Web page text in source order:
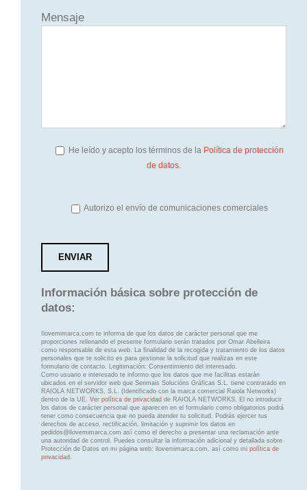
Mensaje
He leído y acepto los términos de la Política de protección
de datos.
Autorizo el envío de comunicaciones comerciales
Información básica sobre protección de
datos:
Ilovemimarca.com te informa de que los datos de carácter personal que me
proporciones rellenando el presente formulario serán tratados por Omar Abelleira
como responsable de esta web. La finalidad de la recogida y tratamiento de los datos
personales que te solicito es para gestionar la solicitud que realizas en este
formulario de contacto. Legitimación: Consentimiento del interesado.
Como usuario e interesado te informo que los datos que me facilitas estarán
ubicados en el servidor web que Senmais Solucións Gráficas S.L. tiene contratado en
RAIOLA NETWORKS, S.L. (Identificado con la marca comercial Raiola Networks)
dentro de la UE. Ver política de privacidad de RAIOLA NETWORKS. El no introducir
los datos de carácter personal que aparecen en el formulario como obligatorios podrá
tener como consecuencia que no pueda atender tu solicitud. Podrás ejercer tus
derechos de acceso, rectificación, limitación y suprimir los datos en
pedidos@ilovemimarca.com así como el derecho a presentar una reclamación ante
una autoridad de control. Puedes consultar la información adicional y detallada sobre
Protección de Datos en mi página web: ilovemimarca.com, así como mi política de
privacidad